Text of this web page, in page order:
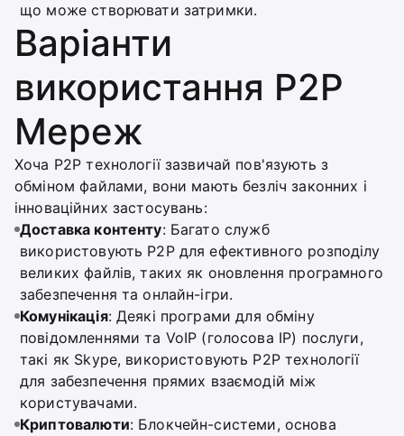
що може створювати затримки.
Варіанти
використання P2P
Мереж
Хоча P2P технології зазвичай пов'язують з
обміном файлами, вони мають безліч законних і
інноваційних застосувань:
Доставка контенту: Багато служб
використовують P2P для ефективного розподілу
великих файлів, таких як оновлення програмного
забезпечення та онлайн-ігри.
Комунікація: Деякі програми для обміну
повідомленнями та VoIP (голосова IP) послуги,
такі як Skype, використовують P2P технології
для забезпечення прямих взаємодій між
користувачами.
Криптовалюти: Блокчейн-системи, основа